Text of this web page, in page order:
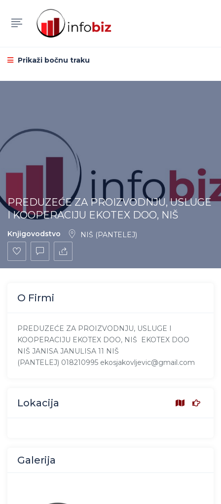
Prikaži bočnu traku
PREDUZEĆE ZA PROIZVODNJU, USLUGE
I KOOPERACIJU EKOTEX DOO, NIŠ
Knjigovodstvo NIŠ (PANTELEJ)
O Firmi
PREDUZEĆE ZA PROIZVODNJU, USLUGE I
KOOPERACIJU EKOTEX DOO, NIŠ EKOTEX DOO
NIŠ JANISA JANULISA 11 NIŠ
(PANTELEJ) 018210995 ekosjakovljevic@gmail.com
Lokacija
Galerija